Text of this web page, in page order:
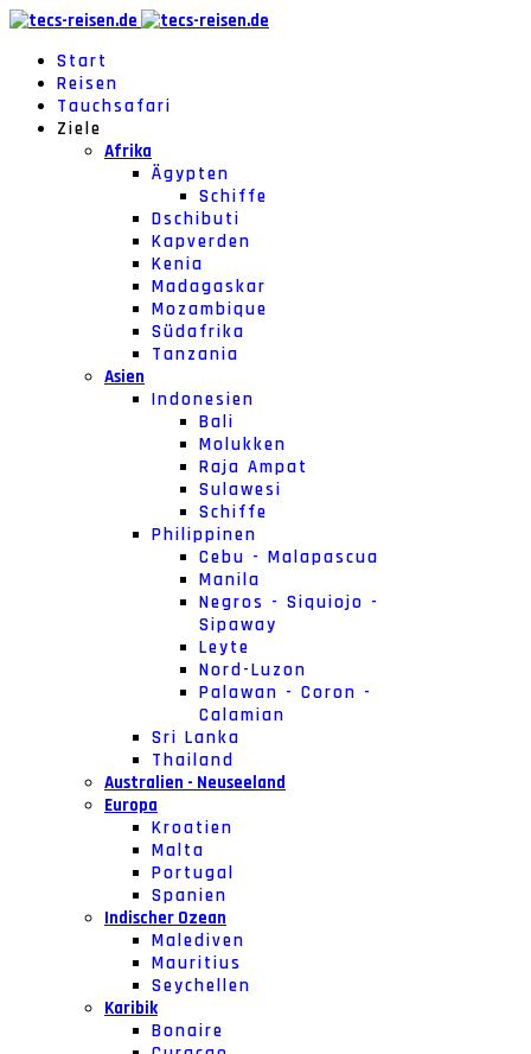
Start
Reisen
Tauchsafari
Ziele
Afrika
Ägypten
Schiffe
Dschibuti
Kapverden
Kenia
Madagaskar
Mozambique
Südafrika
Tanzania
Asien
Indonesien
Bali
Molukken
Raja Ampat
Sulawesi
Schiffe
Philippinen
Cebu - Malapascua
Manila
Negros - Siquiojo -
Sipaway
Leyte
Nord-Luzon
Palawan - Coron -
Calamian
Sri Lanka
Thailand
Australien - Neuseeland
Europa
Kroatien
Malta
Portugal
Spanien
Indischer Ozean
Malediven
Mauritius
Seychellen
Karibik
Bonaire